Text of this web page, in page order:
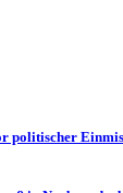
politischer